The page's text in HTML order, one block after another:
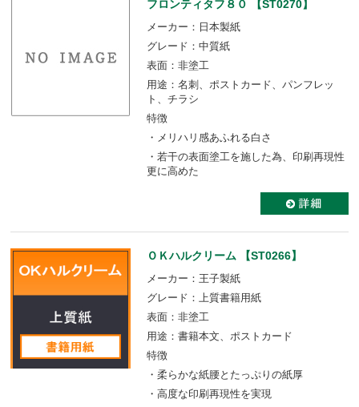
フロンティタフ８０ 【ST0270】
メーカー：日本製紙
グレード：中質紙
表面：非塗工
用途：名刺、ポストカード、パンフレッ
ト、チラシ
特徴
・メリハリ感あふれる白さ
・若干の表面塗工を施した為、印刷再現性
更に高めた
ＯＫハルクリーム 【ST0266】
メーカー：王子製紙
グレード：上質書籍用紙
表面：非塗工
用途：書籍本文、ポストカード
特徴
・柔らかな紙腰とたっぷりの紙厚
・高度な印刷再現性を実現